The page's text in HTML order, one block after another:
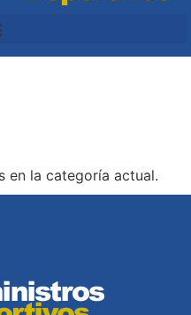
en la categoría actual.